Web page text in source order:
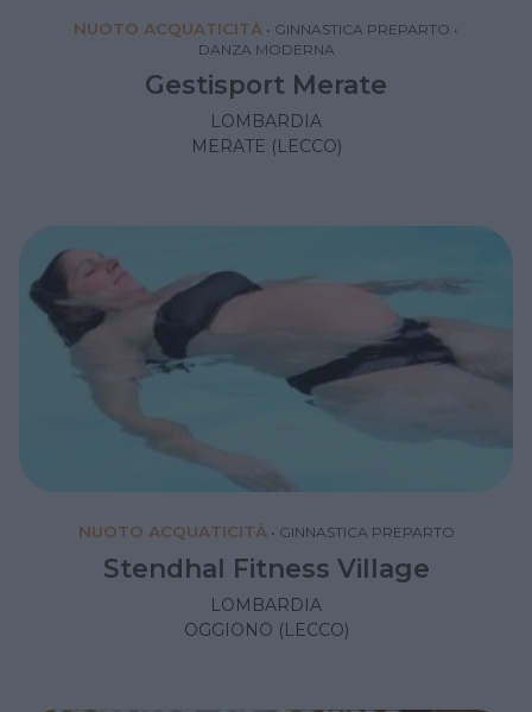
NUOTO ACQUATICITÀ • GINNASTICA PREPARTO •
DANZA MODERNA
Gestisport Merate
LOMBARDIA
MERATE (LECCO)
NUOTO ACQUATICITÀ • GINNASTICA PREPARTO
Stendhal Fitness Village
LOMBARDIA
OGGIONO (LECCO)